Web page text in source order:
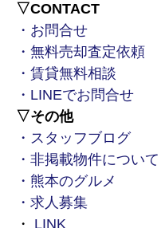
▽CONTACT
・お問合せ
・無料売却査定依頼
・賃貸無料相談
・LINEでお問合せ
▽その他
・スタッフブログ
・非掲載物件について
・熊本のグルメ
・求人募集
・ LINK